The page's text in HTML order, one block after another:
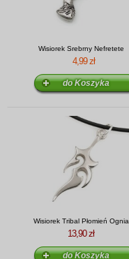
Wisiorek Srebrny Nefretete
4,99 zł
Wisiorek Tribal Płomień Ognia
13,90 zł